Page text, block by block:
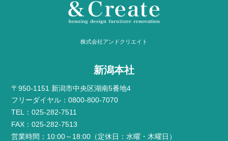
株式会社アンドクリエイト
新潟本社
〒950-1151 新潟市中央区湖南5番地4
フリーダイヤル：0800-800-7070
TEL：025-282-7511
FAX：025-282-7513
営業時間：10:00～18:00（定休日：水曜・木曜日）